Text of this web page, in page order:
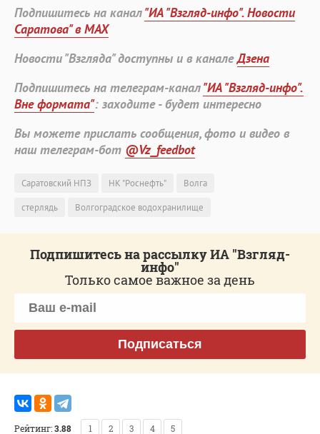
Подпишитесь на канал"ИА "Взгляд-инфо". Новости
Саратова" в MAX
Новости "Взгляда" доступны и в каналеДзена
Подпишитесь на телеграм-канал"ИА "Взгляд-инфо".
Вне формата": заходите - будет интересно
Вы можете прислать сообщения, фото и видео в
наш телеграм-бот @Vz_feedbot
Саратовский НПЗ НК "Роснефть"
Волга
стерлядь
Волгоградское водохранилище
Подпишитесь на рассылку ИА "Взгляд-
инфо"
Только самое важное за день
Подписаться
Рейтинг:3.88 1 2 3 4 5